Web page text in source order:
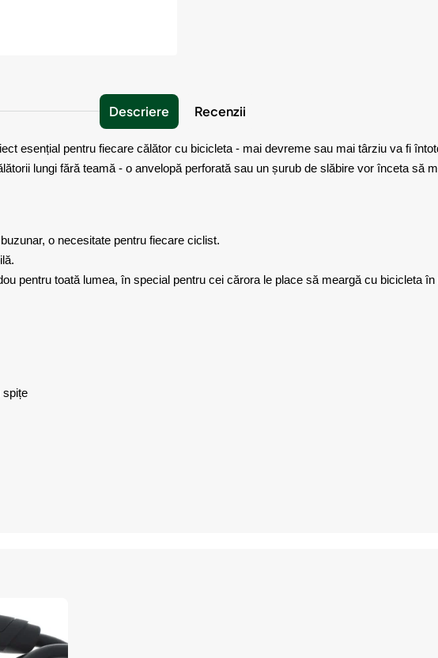
Descriere Recenzii
esențial pentru fiecare călător cu bicicleta - mai devreme sau mai târziu va fi
lungi fără teamă - o anvelopă perforată sau un șurub de slăbire vor înceta să
o necesitate pentru fiecare ciclist.
pentru toată lumea, în special pentru cei cărora le place să meargă cu bicicleta în
spițe